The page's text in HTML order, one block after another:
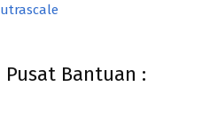
Bantuan :